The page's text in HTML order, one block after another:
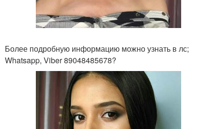
Более подробную информацию можно узнать в лс;
Whatsapp, Viber 89048485678?